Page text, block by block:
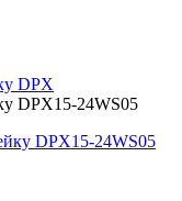
DPX
DPX15-24WS05